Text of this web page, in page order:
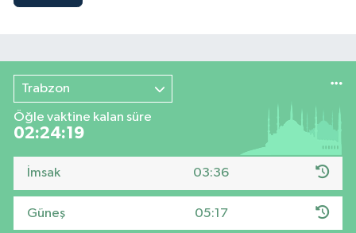
Trabzon
Öğle vaktine kalan süre
02:24:19
İmsak 03:36
Güneş 05:17